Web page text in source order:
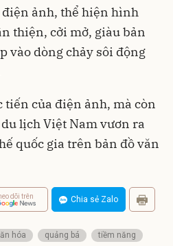
ảnh, thể hiện hình
thiện, cởi mở, giàu bản
vào dòng chảy sôi động
của điện ảnh, mà còn
lịch Việt Nam vươn ra
quốc gia trên bản đồ văn
dõi trên Chia sẻ Zalo
hóa quảng bá tiềm năng